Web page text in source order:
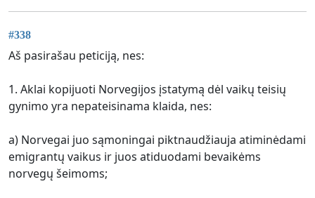
#338
Aš pasirašau peticiją, nes:
1. Aklai kopijuoti Norvegijos įstatymą dėl vaikų teisių
gynimo yra nepateisinama klaida, nes:
a) Norvegai juo sąmoningai piktnaudžiauja atiminėdami
emigrantų vaikus ir juos atiduodami bevaikėms
norvegų šeimoms;